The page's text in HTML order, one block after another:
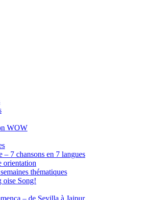
WOW
– 7 chansons en 7 langues
orientation
thématiques
oise Song!
– de Sevilla à Jajpur